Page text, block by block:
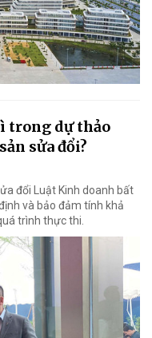
trong dự thảo
sửa đổi?
đổi Luật Kinh doanh bất
và bảo đảm tính khả
trình thực thi.